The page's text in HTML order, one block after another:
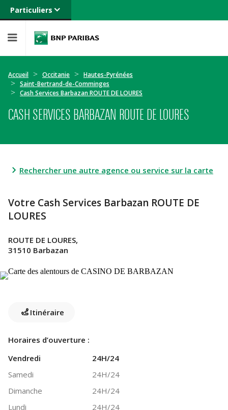
Particuliers
Banque privée
Entreprises
Accueil Occitanie
Hautes-Pyrénées
Saint-Bertrand-de-Comminges
Cash Services Barbazan ROUTE DE LOURES
CASH SERVICES BARBAZAN ROUTE DE LOURES
Rechercher une autre agence ou service sur la carte
Votre Cash Services Barbazan ROUTE DE
LOURES
ROUTE DE LOURES,
31510 Barbazan
Itinéraire
Horaires d’ouverture :
Vendredi
24H/24
Samedi
24H/24
Dimanche
24H/24
Lundi
24H/24